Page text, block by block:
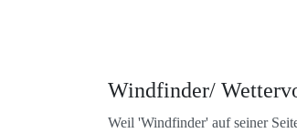
Windfinder/
Weil 'Windfinder' auf seiner